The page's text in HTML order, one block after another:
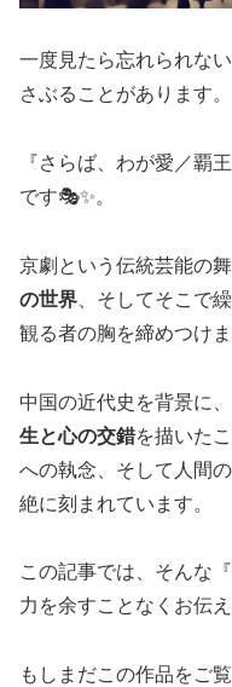
一度見たら忘れられな
さぶることがあります。
『さらば、わが愛／覇
です🎭✨。
京劇という伝統芸能の舞
の世界 、そしてそこで
観る者の胸を締めつけま
中国の近代史を背景に
生と心の交錯を描いた
への執念、そして人間
絶に刻まれています。
この記事では、そんな
力を余すことなくお伝え
もしまだこの作品をご